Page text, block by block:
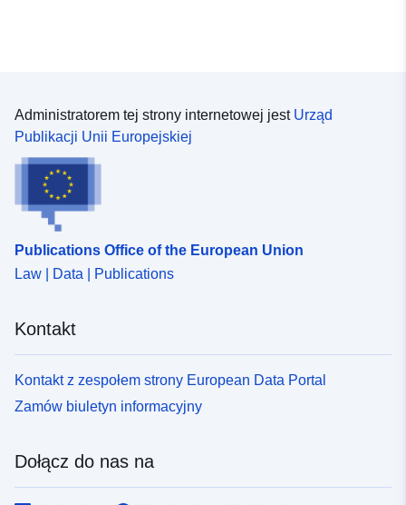
Administratorem tej strony internetowej jest Urząd
Publikacji Unii Europejskiej
Publications Office of the European Union
Law | Data | Publications
Kontakt
Kontakt z zespołem strony European Data Portal
Zamów biuletyn informacyjny
Dołącz do nas na